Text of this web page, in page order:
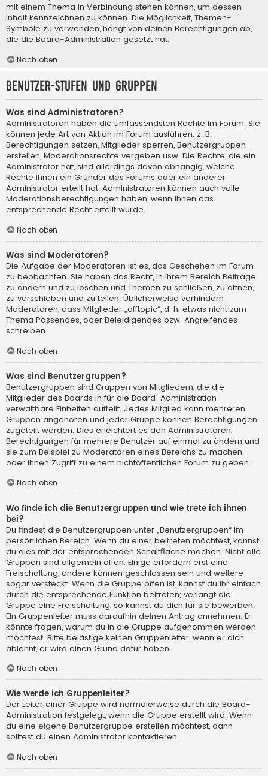
mit einem Thema in Verbindung stehen können, um dessen
Inhalt kennzeichnen zu können. Die Möglichkeit, Themen-
Symbole zu verwenden, hängt von deinen Berechtigungen ab,
die die Board-Administration gesetzt hat.
Nach oben
Benutzer-Stufen und Gruppen
Was sind Administratoren?
Administratoren haben die umfassendsten Rechte im Forum. Sie
können jede Art von Aktion im Forum ausführen; z. B.
Berechtigungen setzen, Mitglieder sperren, Benutzergruppen
erstellen, Moderationsrechte vergeben usw. Die Rechte, die ein
Administrator hat, sind allerdings davon abhängig, welche
Rechte ihnen ein Gründer des Forums oder ein anderer
Administrator erteilt hat. Administratoren können auch volle
Moderationsberechtigungen haben, wenn ihnen das
entsprechende Recht erteilt wurde.
Nach oben
Was sind Moderatoren?
Die Aufgabe der Moderatoren ist es, das Geschehen im Forum
zu beobachten. Sie haben das Recht, in ihrem Bereich Beiträge
zu ändern und zu löschen und Themen zu schließen, zu öffnen,
zu verschieben und zu teilen. Üblicherweise verhindern
Moderatoren, dass Mitglieder „offtopic“, d. h. etwas nicht zum
Thema Passendes, oder Beleidigendes bzw. Angreifendes
schreiben.
Nach oben
Was sind Benutzergruppen?
Benutzergruppen sind Gruppen von Mitgliedern, die die
Mitglieder des Boards in für die Board-Administration
verwaltbare Einheiten aufteilt. Jedes Mitglied kann mehreren
Gruppen angehören und jeder Gruppe können Berechtigungen
zugeteilt werden. Dies erleichtert es den Administratoren,
Berechtigungen für mehrere Benutzer auf einmal zu ändern und
sie zum Beispiel zu Moderatoren eines Bereichs zu machen
oder ihnen Zugriff zu einem nichtöffentlichen Forum zu geben.
Nach oben
Wo finde ich die Benutzergruppen und wie trete ich ihnen
bei?
Du findest die Benutzergruppen unter „Benutzergruppen“ im
persönlichen Bereich. Wenn du einer beitreten möchtest, kannst
du dies mit der entsprechenden Schaltfläche machen. Nicht alle
Gruppen sind allgemein offen. Einige erfordern erst eine
Freischaltung, andere können geschlossen sein und weitere
sogar versteckt. Wenn die Gruppe offen ist, kannst du ihr einfach
durch die entsprechende Funktion beitreten; verlangt die
Gruppe eine Freischaltung, so kannst du dich für sie bewerben.
Ein Gruppenleiter muss daraufhin deinen Antrag annehmen. Er
könnte fragen, warum du in die Gruppe aufgenommen werden
möchtest. Bitte belästige keinen Gruppenleiter, wenn er dich
ablehnt, er wird einen Grund dafür haben.
Nach oben
Wie werde ich Gruppenleiter?
Der Leiter einer Gruppe wird normalerweise durch die Board-
Administration festgelegt, wenn die Gruppe erstellt wird. Wenn
du eine eigene Benutzergruppe erstellen möchtest, dann
solltest du einen Administrator kontaktieren.
Nach oben